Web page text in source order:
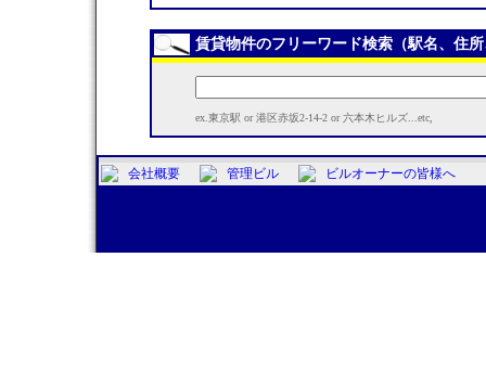
賃貸物件のフリーワード検索（駅名、住
ex.東京駅 or 港区赤坂2-14-2 or 六本木ヒルズ...etc,
会社概要 管理ビル ビルオーナーの皆様へ